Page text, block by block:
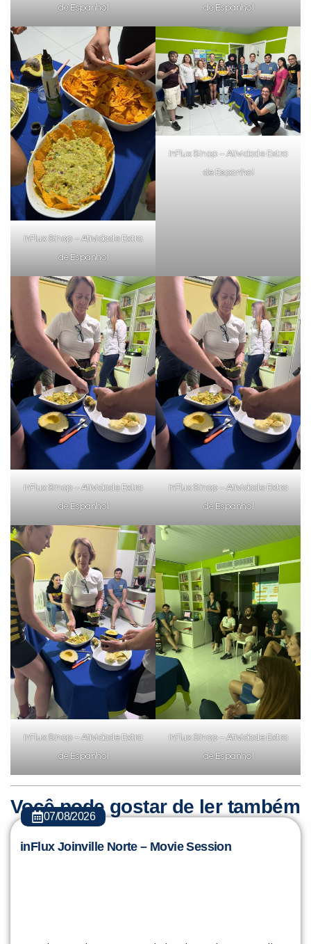
de Espanhol de Espanhol
inFlux Sinop – Atividade Extra
de Espanhol
inFlux Sinop – Atividade Extra
de Espanhol
inFlux Sinop – Atividade Extra
de Espanhol
inFlux Sinop – Atividade Extra
de Espanhol
inFlux Sinop – Atividade Extra
de Espanhol
inFlux Sinop – Atividade Extra
de Espanhol
Você pode gostar de ler também
07/08/2026
inFlux Joinville Norte – Movie Session